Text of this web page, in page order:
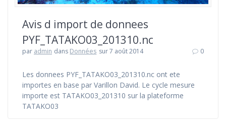
Avis d import de donnees
PYF_TATAKO03_201310.nc
par admin dans Données sur 7 août 2014 0
Les donnees PYF_TATAKO03_201310.nc ont ete
importes en base par Varillon David. Le cycle mesure
importe est TATAKO03_201310 sur la plateforme
TATAKO03